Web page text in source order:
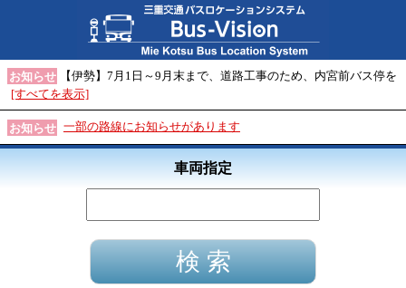
お知らせ
【伊勢】7月1日～9月末まで、道路工事のため、内宮前バス停を
[すべてを表示]
お知らせ 一部の路線にお知らせがあります
車両指定